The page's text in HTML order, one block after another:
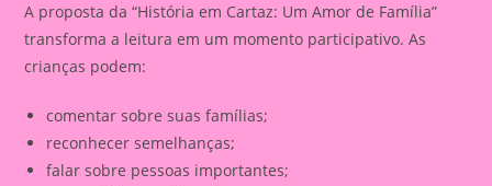
A proposta da “História em Cartaz: Um Amor de Família”
transforma a leitura em um momento participativo. As
crianças podem:
comentar sobre suas famílias;
reconhecer semelhanças;
falar sobre pessoas importantes;